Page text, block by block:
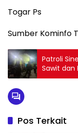
Togar Ps
Sumber Kominfo
Patroli
Sawit dan
Wilayah
Pos Terkait